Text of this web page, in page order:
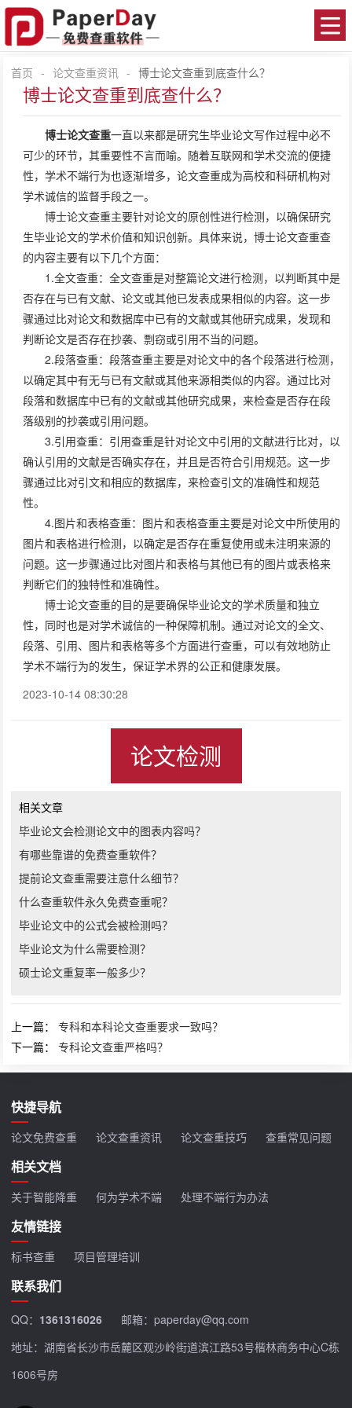
首页 - 论文查重资讯 - 博士论文查重到底查什么？
博士论文查重到底查什么？
博士论文查重一直以来都是研究生毕业论文写作过程中必不
可少的环节，其重要性不言而喻。随着互联网和学术交流的便捷
性，学术不端行为也逐渐增多，论文查重成为高校和科研机构对
学术诚信的监督手段之一。
博士论文查重主要针对论文的原创性进行检测，以确保研究
生毕业论文的学术价值和知识创新。具体来说，博士论文查重查
的内容主要有以下几个方面：
1.全文查重：全文查重是对整篇论文进行检测，以判断其中是
否存在与已有文献、论文或其他已发表成果相似的内容。这一步
骤通过比对论文和数据库中已有的文献或其他研究成果，发现和
判断论文是否存在抄袭、剽窃或引用不当的问题。
2.段落查重：段落查重主要是对论文中的各个段落进行检测，
以确定其中有无与已有文献或其他来源相类似的内容。通过比对
段落和数据库中已有的文献或其他研究成果，来检查是否存在段
落级别的抄袭或引用问题。
3.引用查重：引用查重是针对论文中引用的文献进行比对，以
确认引用的文献是否确实存在，并且是否符合引用规范。这一步
骤通过比对引文和相应的数据库，来检查引文的准确性和规范
性。
4.图片和表格查重：图片和表格查重主要是对论文中所使用的
图片和表格进行检测，以确定是否存在重复使用或未注明来源的
问题。这一步骤通过比对图片和表格与其他已有的图片或表格来
判断它们的独特性和准确性。
博士论文查重的目的是要确保毕业论文的学术质量和独立
性，同时也是对学术诚信的一种保障机制。通过对论文的全文、
段落、引用、图片和表格等多个方面进行查重，可以有效地防止
学术不端行为的发生，保证学术界的公正和健康发展。
2023-10-14 08:30:28
论文检测
相关文章
毕业论文会检测论文中的图表内容吗？
有哪些靠谱的免费查重软件？
提前论文查重需要注意什么细节？
什么查重软件永久免费查重呢？
毕业论文中的公式会被检测吗？
毕业论文为什么需要检测？
硕士论文重复率一般多少？
上一篇：专科和本科论文查重要求一致吗？
下一篇：专科论文查重严格吗？
快捷导航
论文免费查重 论文查重资讯 论文查重技巧 查重常见问题
相关文档
关于智能降重 何为学术不端 处理不端行为办法
友情链接
标书查重 项目管理培训
联系我们
QQ： 1361316026
邮箱：paperday@qq.com
地址：湖南省长沙市岳麓区观沙岭街道滨江路53号楷林商务中心C栋
1606号房